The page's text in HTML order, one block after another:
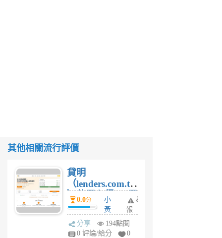
其他相關流行評價
貸明
（lenders.com.tw
）使用心得 — 民
間貸款比較平台
體驗
0.0分
小
黃
蜂
1
舉
報
分享
194點閱
0 評論/給分
0